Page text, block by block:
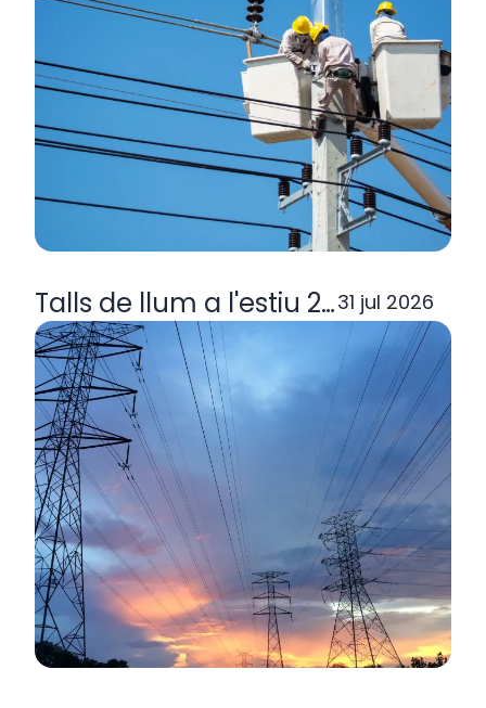
Talls de llum a l'estiu 2026: per
31 jul 2026